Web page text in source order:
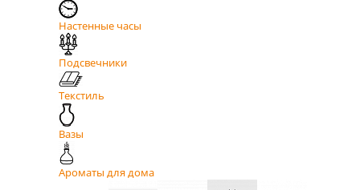
Настенные часы
Подсвечники
Текстиль
Вазы
Ароматы для дома